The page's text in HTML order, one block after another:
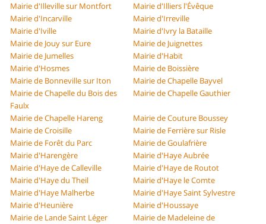
Mairie d'Illeville sur Montfort
Mairie d'Illiers l'Évêque
Mairie d'Incarville
Mairie d'Irreville
Mairie d'Iville
Mairie d'Ivry la Bataille
Mairie de Jouy sur Eure
Mairie de Juignettes
Mairie de Jumelles
Mairie d'Habit
Mairie d'Hosmes
Mairie de Boissière
Mairie de Bonneville sur Iton
Mairie de Chapelle Bayvel
Mairie de Chapelle du Bois des
Faulx
Mairie de Chapelle Gauthier
Mairie de Chapelle Hareng
Mairie de Couture Boussey
Mairie de Croisille
Mairie de Ferrière sur Risle
Mairie de Forêt du Parc
Mairie de Goulafrière
Mairie d'Harengère
Mairie d'Haye Aubrée
Mairie d'Haye de Calleville
Mairie d'Haye de Routot
Mairie d'Haye du Theil
Mairie d'Haye le Comte
Mairie d'Haye Malherbe
Mairie d'Haye Saint Sylvestre
Mairie d'Heunière
Mairie d'Houssaye
Mairie de Lande Saint Léger
Mairie de Madeleine de